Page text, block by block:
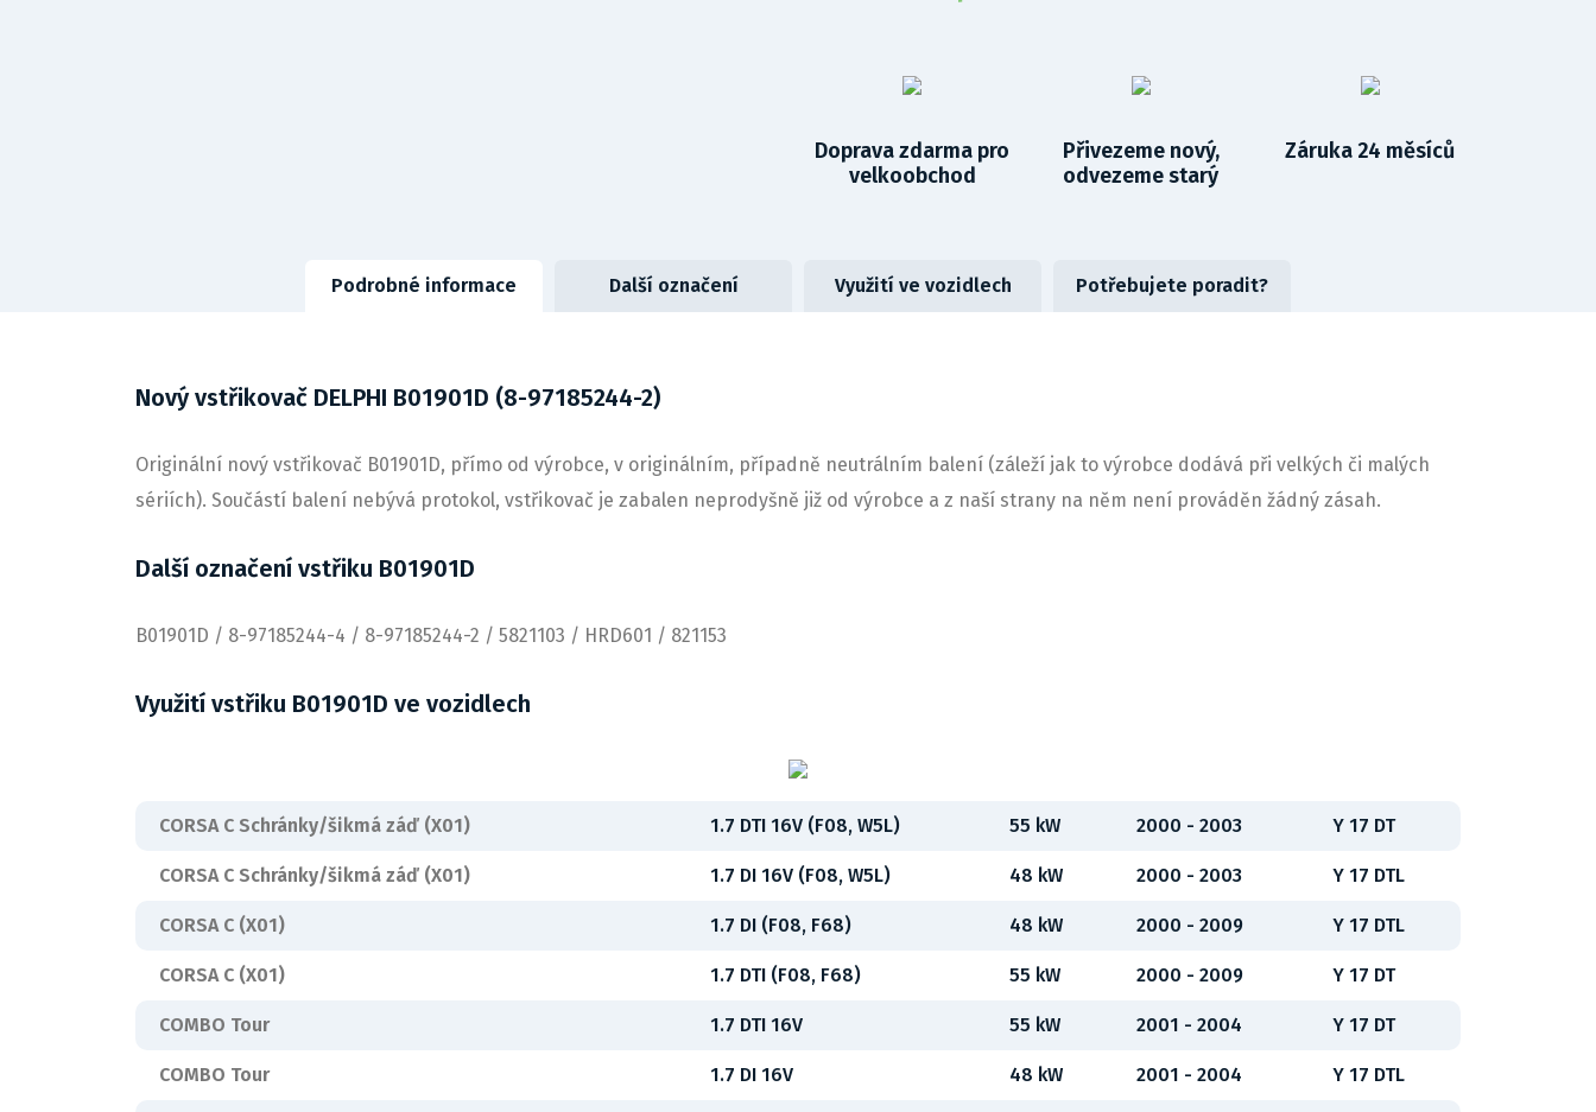
Doprava zdarma pro
velkoobchod
Přivezeme nový,
odvezeme starý
Záruka 24 měsíců
Podrobné informace Další označení Využití ve vozidlech Potřebujete poradit?
Nový vstřikovač DELPHI B01901D (8-97185244-2)
Originální nový vstřikovač B01901D, přímo od výrobce, v originálním, případně neutrálním balení (záleží jak to výrobce dodává při velkých či malých
sériích). Součástí balení nebývá protokol, vstřikovač je zabalen neprodyšně již od výrobce a z naší strany na něm není prováděn žádný zásah.
Další označení vstřiku B01901D
B01901D / 8-97185244-4 / 8-97185244-2 / 5821103 / HRD601 / 821153
Využití vstřiku B01901D ve vozidlech
CORSA C Schránky/šikmá záď (X01) 1.7 DTI 16V (F08, W5L) 55 kW 2000 - 2003 Y 17 DT
CORSA C Schránky/šikmá záď (X01) 1.7 DI 16V (F08, W5L) 48 kW 2000 - 2003 Y 17 DTL
CORSA C (X01) 1.7 DI (F08, F68) 48 kW 2000 - 2009 Y 17 DTL
CORSA C (X01) 1.7 DTI (F08, F68) 55 kW 2000 - 2009 Y 17 DT
COMBO Tour 1.7 DTI 16V 55 kW 2001 - 2004 Y 17 DT
COMBO Tour 1.7 DI 16V 48 kW 2001 - 2004 Y 17 DTL